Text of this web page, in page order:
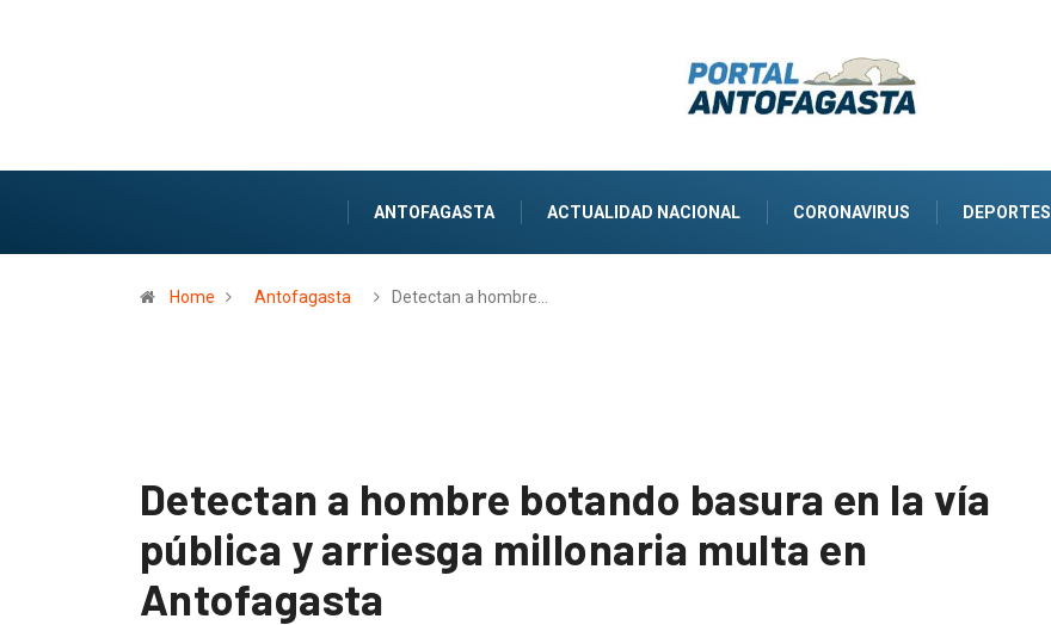
ANTOFAGASTA ACTUALIDAD NACIONAL CORONAVIRUS DEPORTES
Home Antofagasta Detectan a hombre…
Detectan a hombre botando basura en la vía
pública y arriesga millonaria multa en
Antofagasta